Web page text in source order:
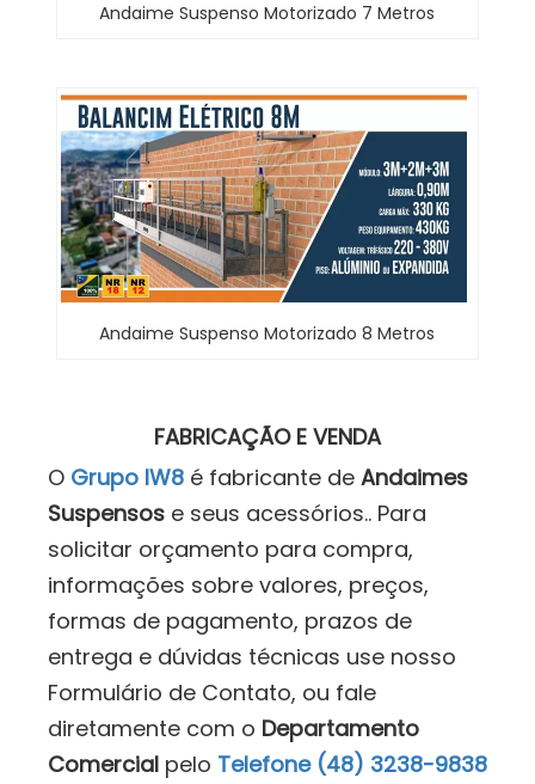
Andaime Suspenso Motorizado 7 Metros
Andaime Suspenso Motorizado 8 Metros
FABRICAÇÃO E VENDA
O Grupo IW8 é fabricante de Andaimes
Suspensos e seus acessórios.. Para
solicitar orçamento para compra,
informações sobre valores, preços,
formas de pagamento, prazos de
entrega e dúvidas técnicas use nosso
Formulário de Contato, ou fale
diretamente com o Departamento
Comercial pelo Telefone (48) 3238-9838